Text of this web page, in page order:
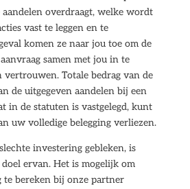
overdraagt, welke wordt
vast te leggen en te
komen ze naar jou toe om de
samen met jou in te
Totale bedrag van de
de uitgegeven aandelen bij een
in de statuten is vastgelegd, kunt
uw volledige belegging verliezen.
investering gebleken, is
ervan. Het is mogelijk om
te bereken bij onze partner